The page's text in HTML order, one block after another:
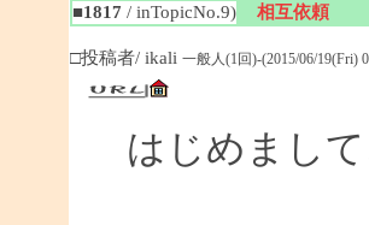
■1817 / inTopicNo.9) 相互依頼
□投稿者/ ikali 一般人(1回)-(2015/06/19(Fri)
はじめまし